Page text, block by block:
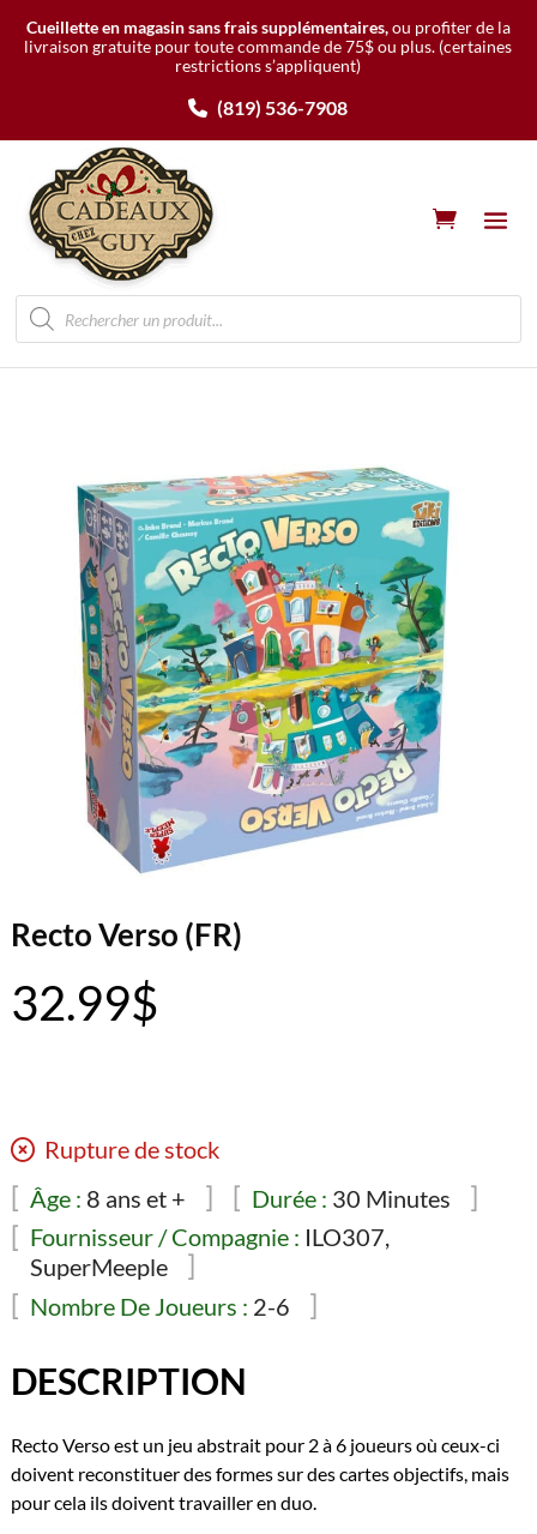
Cueillette en magasin sans frais supplémentaires,ou profiter de la
livraison gratuite pour toute commande de 75$ ou plus. (certaines
restrictions s’appliquent)
(819) 536-7908
Recherche
de
produits
Recto Verso (FR)
32.99$
Rupture de stock
Âge : 8 ans et + Durée : 30 Minutes
Fournisseur / Compagnie : ILO307,
SuperMeeple
Nombre De Joueurs : 2-6
DESCRIPTION
Recto Verso est un jeu abstrait pour 2 à 6 joueurs où ceux-ci
doivent reconstituer des formes sur des cartes objectifs, mais
pour cela ils doivent travailler en duo.